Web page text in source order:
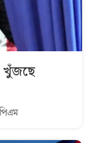
খুঁজছে